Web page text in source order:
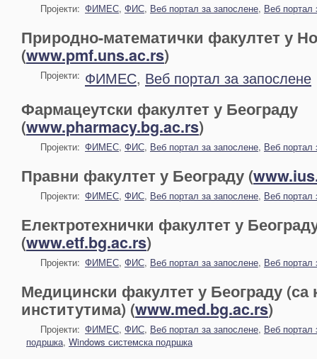
Пројекти: ФИМЕС, ФИС, Веб портал за запослене, Веб портал
Природно-математички факултет у
(www.pmf.uns.ac.rs)
Пројекти: ФИМЕС, Веб портал за запослене
Фармацеутски факултет у Београду
(www.pharmacy.bg.ac.rs)
Пројекти: ФИМЕС, ФИС, Веб портал за запослене, Веб портал
Правни факултет у Београду (
Пројекти: ФИМЕС, ФИС, Веб портал за запослене, Веб портал
Електротехнички факултет у
(www.etf.bg.ac.rs)
Пројекти: ФИМЕС, ФИС, Веб портал за запослене, Веб портал
Медицински факултет у Београду (са
институтима) (www.med.bg.ac.rs)
Пројекти: ФИМЕС, ФИС, Веб портал за запослене, Веб портал
подршка, Windows системска подршка